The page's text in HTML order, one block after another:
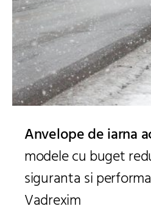
Anvelope de iarna
modele cu buget
siguranta si
Vadrexim